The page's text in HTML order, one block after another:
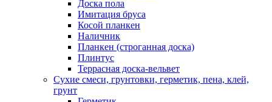
Доска пола
Имитация бруса
Косой планкен
Наличник
Планкен (строганная доска)
Плинтус
Террасная доска-вельвет
Сухие смеси, грунтовки, герметик, пена, клей,
грунт